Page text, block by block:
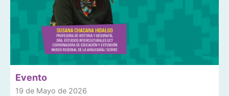
Evento
19 de Mayo de 2026